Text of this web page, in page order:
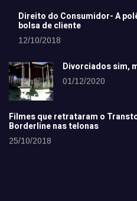
Direito do Consumidor- A
bolsa de cliente
12/10/2018
Divorciados sim,
01/12/2020
Filmes que retrataram o
Borderline nas telonas
25/10/2018